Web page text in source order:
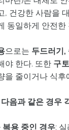
, 건강한 사람을
동일하게 안전
으로는 두드러기,
야 한다. 또한 구
을 줄이거나 식
음과 같은 경우
복용 중인 경우: